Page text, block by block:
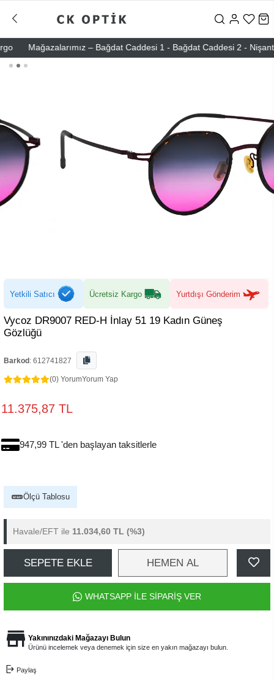
Mağazalarımız – Bağdat Caddesi 1 - Bağdat Caddesi 2 -
Yetkili Satıcı Ücretsiz Kargo Yurtdışı Gönderim
Vycoz DR9007 RED-H İnlay 51 19 Kadın Güneş
Gözlüğü
Barkod : 612741827
(0) YorumYorum Yap
11.375,87 TL
947,99 TL 'den başlayan taksitlerle
Ölçü Tablosu
Havale/EFT ile 11.034,60 TL (%3)
SEPETE EKLE HEMEN AL
WHATSAPP İLE SİPARİŞ VER
Yakınınızdaki Mağazayı Bulun
Ürünü incelemek veya denemek için size en yakın mağazayı bulun.
Paylaş